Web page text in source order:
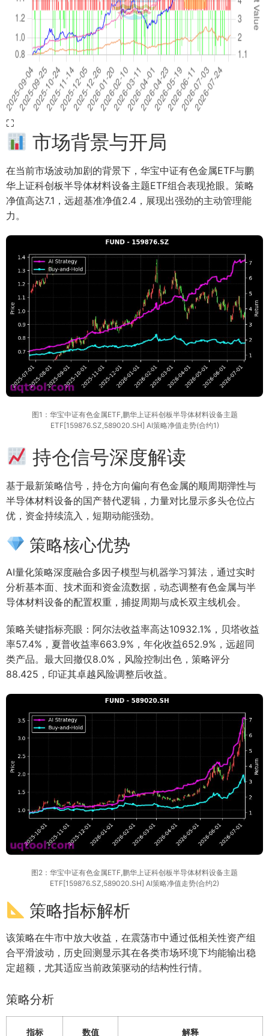
⛶
市场背景与开局
在当前市场波动加剧的背景下，华宝中证有色金属ETF与鹏
华上证科创板半导体材料设备主题ETF组合表现抢眼。策略
净值高达7.1，远超基准净值2.4，展现出强劲的主动管理能
力。
图1：华宝中证有色金属ETF,鹏华上证科创板半导体材料设备主题
ETF[159876.SZ,589020.SH] AI策略净值走势(合约1)
持仓信号深度解读
基于最新策略信号，持仓方向偏向有色金属的顺周期弹性与
半导体材料设备的国产替代逻辑，力量对比显示多头仓位占
优，资金持续流入，短期动能强劲。
策略核心优势
AI量化策略深度融合多因子模型与机器学习算法，通过实时
分析基本面、技术面和资金流数据，动态调整有色金属与半
导体材料设备的配置权重，捕捉周期与成长双主线机会。
策略关键指标亮眼：阿尔法收益率高达10932.1%，贝塔收益
率57.4%，夏普收益率663.9%，年化收益652.9%，远超同
类产品。最大回撤仅8.0%，风险控制出色，策略评分
88.425，印证其卓越风险调整后收益。
图2：华宝中证有色金属ETF,鹏华上证科创板半导体材料设备主题
ETF[159876.SZ,589020.SH] AI策略净值走势(合约2)
策略指标解析
该策略在牛市中放大收益，在震荡市中通过低相关性资产组
合平滑波动，历史回测显示其在各类市场环境下均能输出稳
定超额，尤其适应当前政策驱动的结构性行情。
策略分析
指标 数值 解释